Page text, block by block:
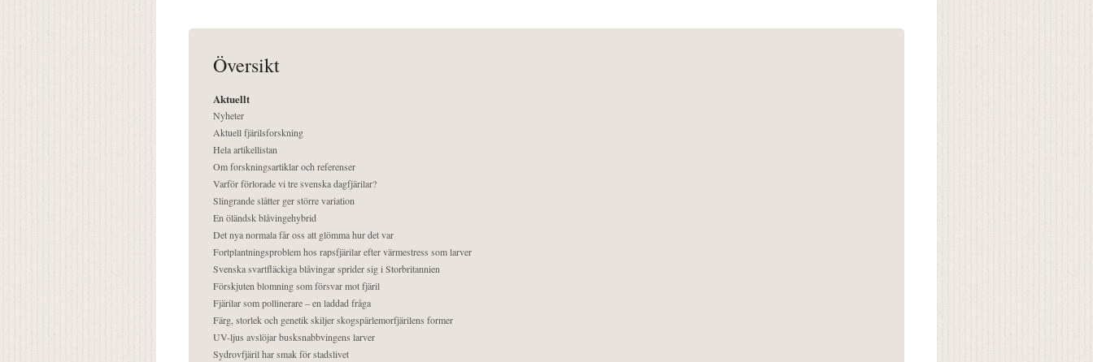
Översikt
Aktuellt
Nyheter
Aktuell fjärilsforskning
Hela artikellistan
Om forskningsartiklar och referenser
Varför förlorade vi tre svenska dagfjärilar?
Slingrande slåtter ger större variation
En öländsk blåvingehybrid
Det nya normala får oss att glömma hur det var
Fortplantningsproblem hos rapsfjärilar efter värmestress som larver
Svenska svartfläckiga blåvingar sprider sig i Storbritannien
Förskjuten blomning som försvar mot fjäril
Fjärilar som pollinerare – en laddad fråga
Färg, storlek och genetik skiljer skogspärlemorfjärilens former
UV-ljus avslöjar busksnabbvingens larver
Sydrovfjäril har smak för stadslivet